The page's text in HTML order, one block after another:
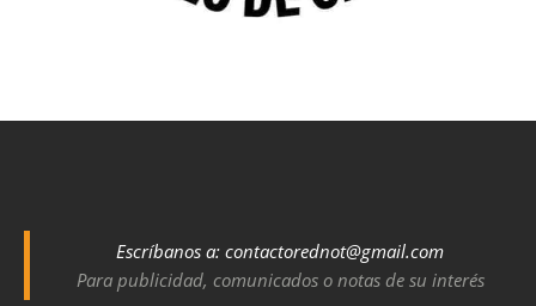
Escríbanos a: contactorednot@gmail.com
Para publicidad, comunicados o notas de su interés